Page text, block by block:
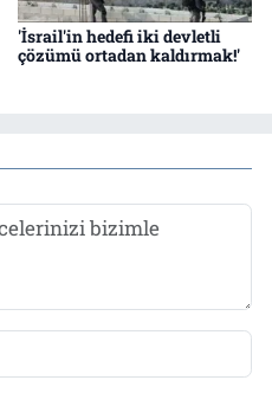
'İsrail'in hedefi iki devletli
çözümü ortadan kaldırmak!'